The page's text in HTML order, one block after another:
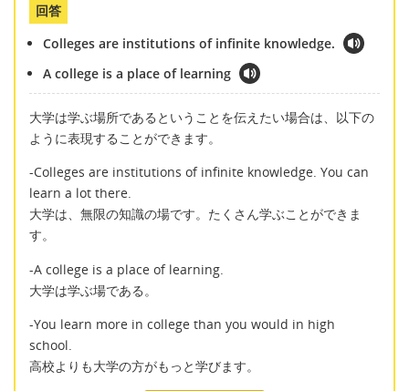
回答
Colleges are institutions of infinite knowledge.
A college is a place of learning
大学は学ぶ場所であるということを伝えたい場合は、以下の
ように表現することができます。
-Colleges are institutions of infinite knowledge. You can
learn a lot there.
大学は、無限の知識の場です。たくさん学ぶことができま
す。
-A college is a place of learning.
大学は学ぶ場である。
-You learn more in college than you would in high
school.
高校よりも大学の方がもっと学びます。